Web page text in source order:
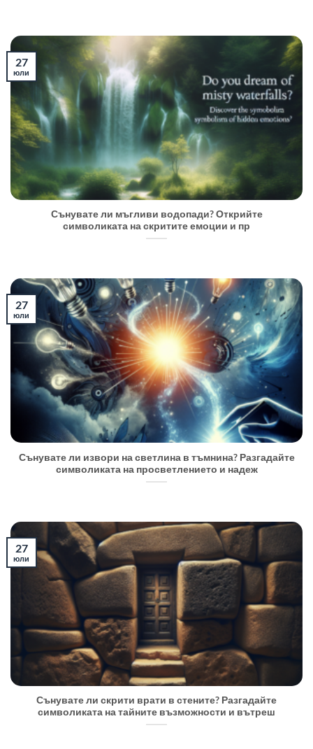
Сънувате ли мъгливи водопади? Открийте
символиката на скритите емоции и пр
27
юли
Сънувате ли извори на светлина в тъмнина? Разгадайте
символиката на просветлението и надеж
27
юли
Сънувате ли скрити врати в стените? Разгадайте
символиката на тайните възможности и вътреш
27
юли